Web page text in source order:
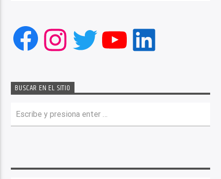
Facebook
Instagram
Twitter
YouTube
LinkedIn
BUSCAR EN EL SITIO